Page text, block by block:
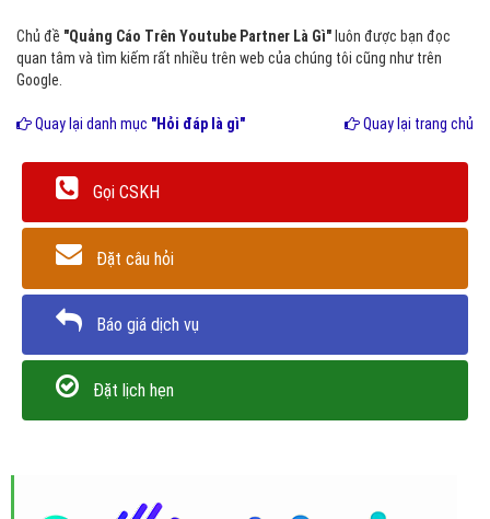
Chủ đề "Quảng Cáo Trên Youtube Partner Là Gì" luôn được bạn đọc
quan tâm và tìm kiếm rất nhiều trên web của chúng tôi cũng như trên
Google.
Quay lại danh mục "Hỏi đáp là gì" Quay lại trang chủ
Gọi CSKH
Đặt câu hỏi
Báo giá dịch vụ
Đặt lịch hẹn